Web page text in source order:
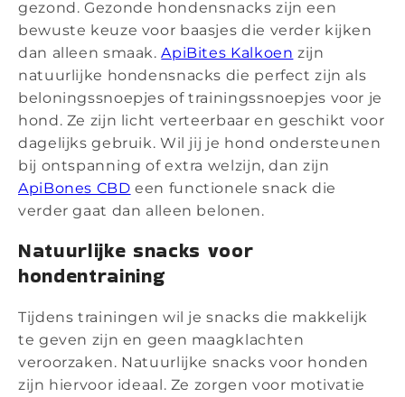
gezond. Gezonde hondensnacks zijn een
bewuste keuze voor baasjes die verder kijken
dan alleen smaak.ApiBites Kalkoen zijn
natuurlijke hondensnacks die perfect zijn als
beloningssnoepjes of trainingssnoepjes voor je
hond. Ze zijn licht verteerbaar en geschikt voor
dagelijks gebruik. Wil jij je hond ondersteunen
bij ontspanning of extra welzijn, dan zijn
ApiBones CBD een functionele snack die
verder gaat dan alleen belonen.
Natuurlijke snacks voor
hondentraining
Tijdens trainingen wil je snacks die makkelijk
te geven zijn en geen maagklachten
veroorzaken. Natuurlijke snacks voor honden
zijn hiervoor ideaal. Ze zorgen voor motivatie